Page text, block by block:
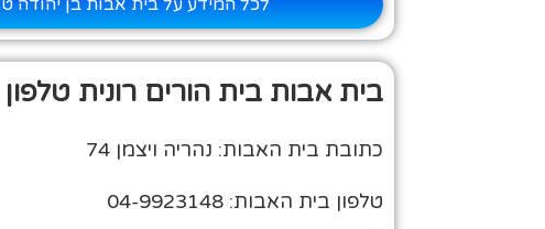
בית אבות בית הורים רונית טלפון
כתובת בית האבות: נהריה ויצמן 74
טלפון בית האבות: 04-9923148